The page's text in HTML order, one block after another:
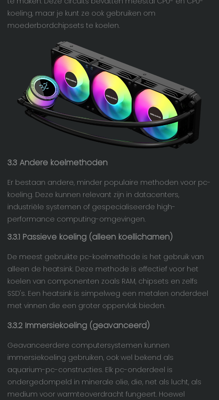
koeling, maar je kunt ze ook gebruiken om
moederbordchipsets te koelen.
3.3 Andere koelmethoden
Er bestaan ​​andere, minder populaire methoden voor pc-
koeling. Deze kunnen relevant zijn in datacenters,
industriële systemen of gespecialiseerde high-
performance computing-omgevingen.
3.3.1 Passieve koeling (alleen koellichamen)
De meest gebruikte pc-koelmethode is het gebruik van
alleen de heatsink. Deze methode is effectief voor het
koelen van componenten zoals RAM, chipsets en zelfs
SSD's. Een heatsink is simpelweg een metalen onderdeel
met vinnen die een groter oppervlak bieden.
3.3.2 Immersiekoeling (geavanceerd)
Geavanceerdere computersystemen kunnen
immersiekoeling gebruiken, ook wel bekend als
aquarium-pc-constructies. Elk pc-onderdeel is
ondergedompeld in minerale olie, die, net als lucht, als
medium voor warmteoverdracht fungeert. Hoewel